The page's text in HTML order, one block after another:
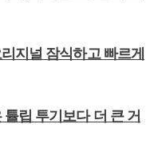
지널 잠식하고 빠르게
립 투기보다 더 큰 거